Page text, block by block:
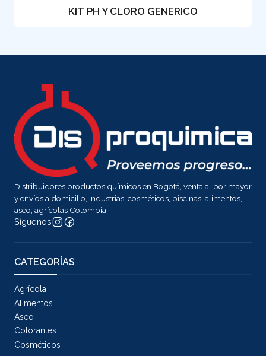
KIT PH Y CLORO GENERICO
Distribuidores productos químicos en Bogotá, venta al por mayor
y envíos a domicilio, industrias, cosméticos, piscinas, alimentos,
aseo, agrícolas Colombia
Síguenos
CATEGORÍAS
Agrícola
Alimentos
Aseo
Colorantes
Cosméticos